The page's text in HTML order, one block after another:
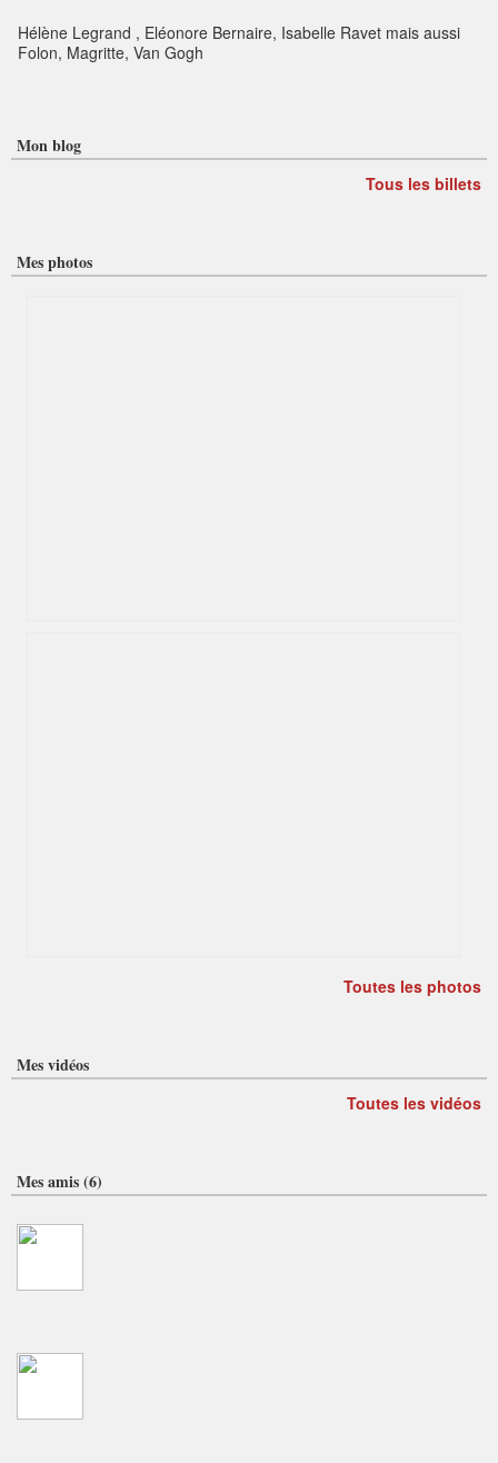
Hélène Legrand , Eléonore Bernaire, Isabelle Ravet mais aussi
Folon, Magritte, Van Gogh
Mon blog
Tous les billets
Mes photos
Toutes les photos
Mes vidéos
Toutes les vidéos
Mes amis (6)